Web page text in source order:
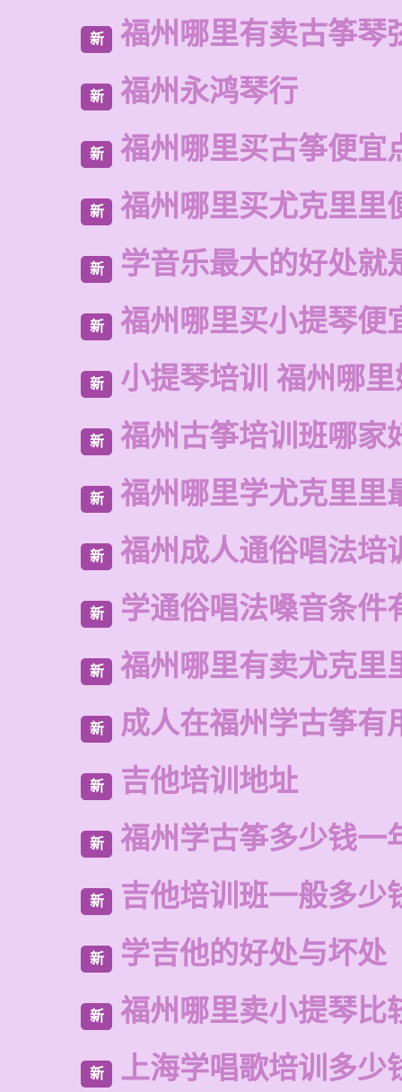
新 福州哪里有卖古筝琴
新 福州永鸿琴行
新 福州哪里买古筝便宜
新 福州哪里买尤克里里
新 学音乐最大的好处就
新 福州哪里买小提琴便
新 小提琴培训 福州哪
新 福州古筝培训班哪家
新 福州哪里学尤克里里
新 福州成人通俗唱法培
新 学通俗唱法嗓音条件
新 福州哪里有卖尤克里
新 成人在福州学古筝有
新 吉他培训地址
新 福州学古筝多少钱一
新 吉他培训班一般多少
新 学吉他的好处与坏处
新 福州哪里卖小提琴比
新 上海学唱歌培训多少